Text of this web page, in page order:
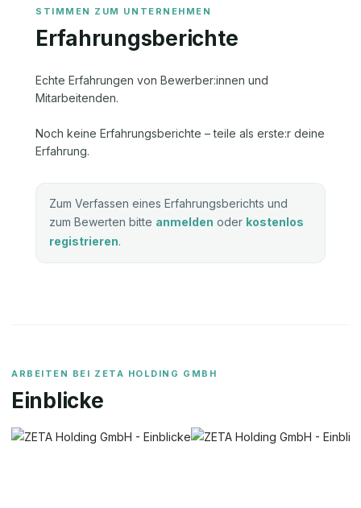
Erfahrungsberichte
Echte Erfahrungen von Bewerber:innen und
Mitarbeitenden.
Noch keine Erfahrungsberichte – teile als erste:r deine
Erfahrung.
Zum Verfassen eines Erfahrungsberichts und
zum Bewerten bitte anmelden oder kostenlos
registrieren.
ARBEITEN BEI ZETA HOLDING GMBH
Einblicke